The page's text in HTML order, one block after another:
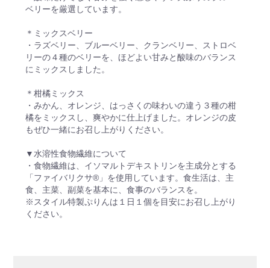
ベリーを厳選しています。
＊ミックスベリー
・ラズベリー、ブルーベリー、クランベリー、ストロベ
リーの４種のベリーを、ほどよい甘みと酸味のバランス
にミックスしました。
＊柑橘ミックス
・みかん、オレンジ、はっさくの味わいの違う３種の柑
橘をミックスし、爽やかに仕上げました。オレンジの皮
もぜひ一緒にお召し上がりください。
▼水溶性食物繊維について
・食物繊維は、イソマルトデキストリンを主成分とする
「ファイバリクサ®」を使用しています。食生活は、主
食、主菜、副菜を基本に、食事のバランスを。
※スタイル特製ぷりんは１日１個を目安にお召し上がり
ください。